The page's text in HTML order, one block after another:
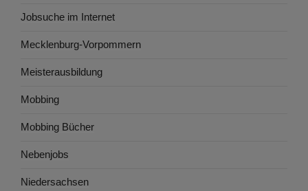
Jobsuche im Internet
Mecklenburg-Vorpommern
Meisterausbildung
Mobbing
Mobbing Bücher
Nebenjobs
Niedersachsen